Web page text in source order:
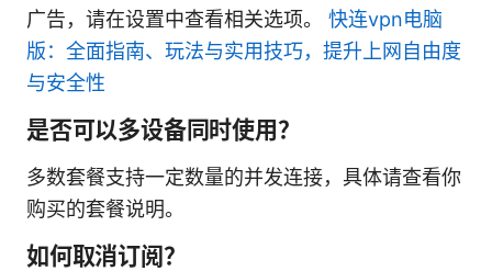
广告，请在设置中查看相关选项。 快连vpn电脑
版：全面指南、玩法与实用技巧，提升上网自由度
与安全性
是否可以多设备同时使用？
多数套餐支持一定数量的并发连接，具体请查看你
购买的套餐说明。
如何取消订阅？